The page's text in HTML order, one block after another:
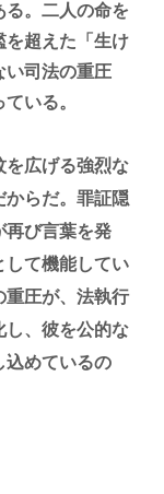
る。二人の命を
を超えた「生け
い司法の重圧
いる。
を広げる強烈な
からだ。罪証隠
再び言葉を発
して機能してい
重圧が、法執行
し、彼を公的な
込めているの